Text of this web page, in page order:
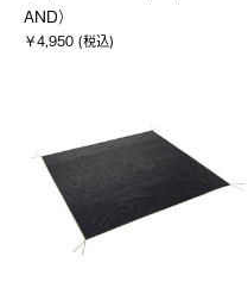
AND）
￥4,950 (税込)